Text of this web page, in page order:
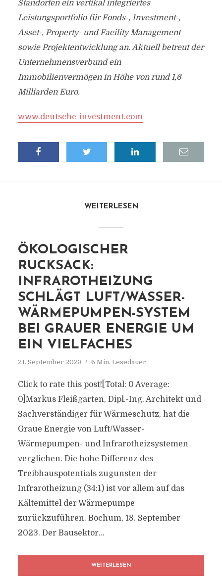
Standorten ein vertikal integriertes
Leistungsportfolio für Fonds-, Investment-,
Asset-, Property- und Facility Management
sowie Projektentwicklung an. Aktuell betreut der
Unternehmensverbund ein
Immobilienvermögen in Höhe von rund 1,6
Milliarden Euro.
www.deutsche-investment.com
WEITERLESEN
ÖKOLOGISCHER
RUCKSACK:
INFRAROTHEIZUNG
SCHLÄGT LUFT/WASSER-
WÄRMEPUMPEN-SYSTEM
BEI GRAUER ENERGIE UM
EIN VIELFACHES
21. September 2023 6 Min. Lesedauer
Click to rate this post![Total: 0 Average:
0]Markus Fleißgarten, Dipl.-Ing. Architekt und
Sachverständiger für Wärmeschutz, hat die
Graue Energie von Luft/Wasser-
Wärmepumpen- und Infrarotheizsystemen
verglichen. Die hohe Differenz des
Treibhauspotentials zugunsten der
Infrarotheizung (34:1) ist vor allem auf das
Kältemittel der Wärmepumpe
zurückzuführen. Bochum, 18. September
2023. Der Bausektor...
WEITERLESEN